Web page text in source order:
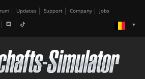
Updates Support Company Jobs